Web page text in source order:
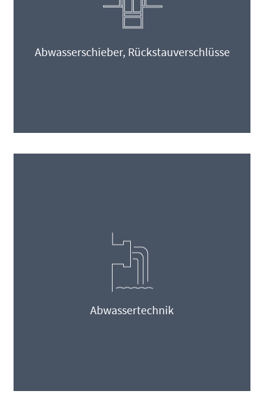
Abwasserschieber, Rückstauverschlüsse
Abwassertechnik